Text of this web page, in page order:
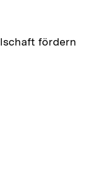
fördern